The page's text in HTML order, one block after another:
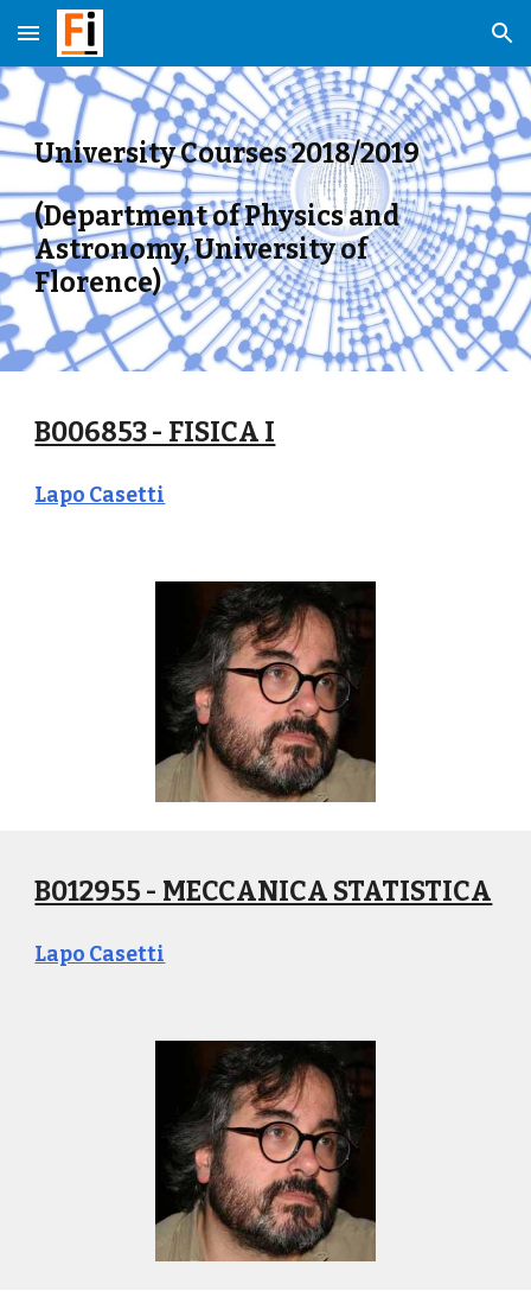
Skip to main content Skip to navigation
University Courses 2018/2019
(Department of Physics and
Astronomy, University of
Florence)
B006853 - FISICA I
Lapo Casetti
B012955 - MECCANICA STATISTICA
Lapo Casetti